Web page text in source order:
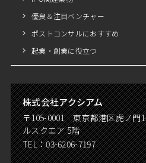
優良＆注目ベンチャー
ポストコンサルにおすすめ
起業・創業に役立つ
株式会社アクシアム
〒105-0001 東京都港区虎ノ門
ルスクエア 5階
TEL：03-6206-7197